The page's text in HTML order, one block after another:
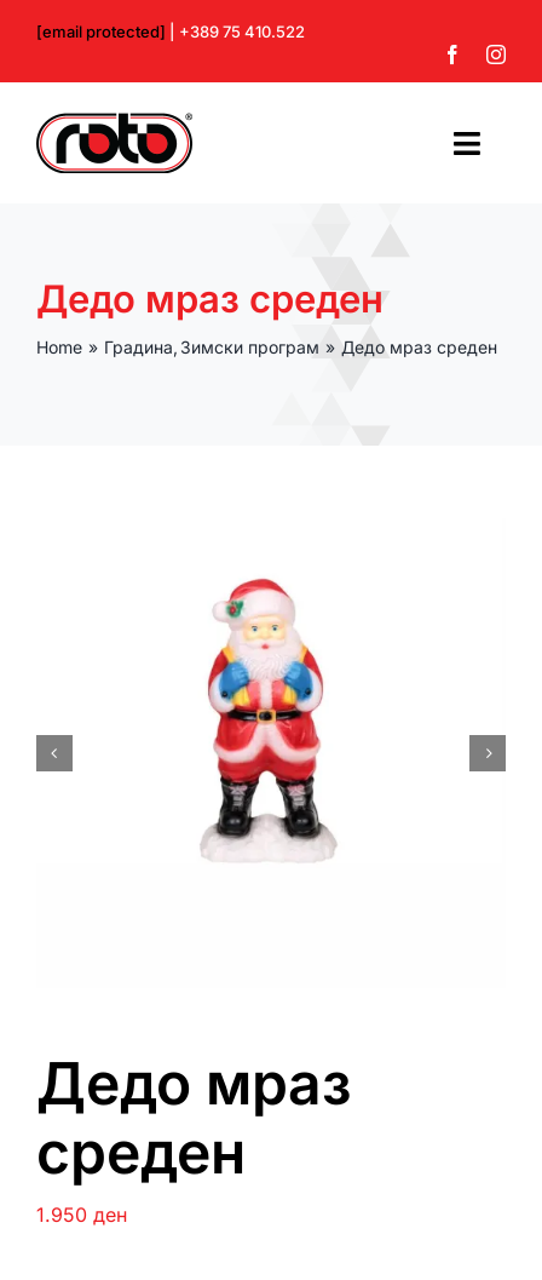
content
[email protected] | +389 75 410.522
За нас
Производи
Дедо мраз среден
Home Градина Зимски програм Дедо мраз среден
Дедо мраз
среден
1.950 ден